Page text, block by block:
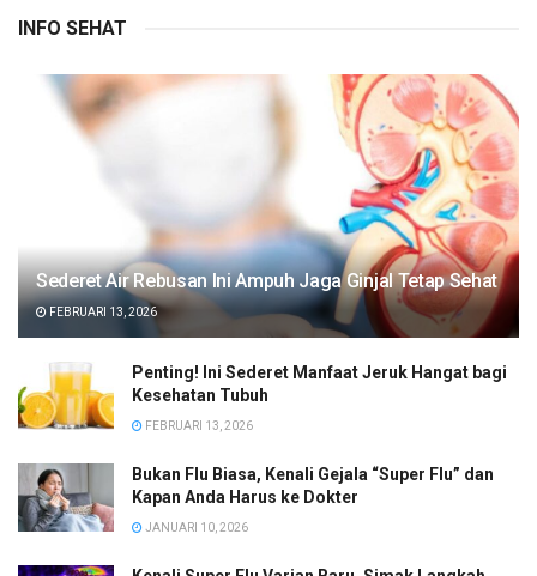
INFO SEHAT
Sederet Air Rebusan Ini Ampuh Jaga Ginjal Tetap Sehat
FEBRUARI 13, 2026
Penting! Ini Sederet Manfaat Jeruk Hangat bagi
Kesehatan Tubuh
FEBRUARI 13, 2026
Bukan Flu Biasa, Kenali Gejala “Super Flu” dan
Kapan Anda Harus ke Dokter
JANUARI 10, 2026